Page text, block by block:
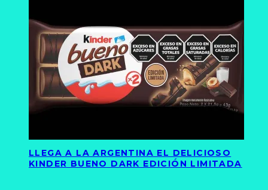
LLEGA A LA ARGENTINA EL DELICIOSO
KINDER BUENO DARK EDICIÓN LIMITADA